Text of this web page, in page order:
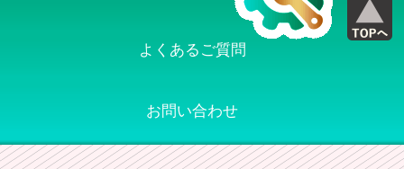
よくあるご質問
お問い合わせ